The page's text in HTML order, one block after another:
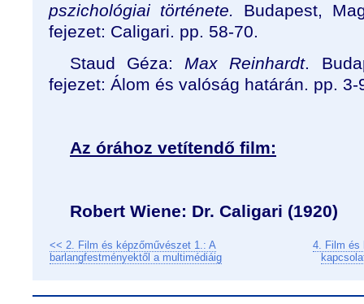
pszichológiai története. Budapest,
fejezet: Caligari. pp. 58-70.
Staud Géza: Max Reinhardt.
fejezet: Álom és valóság határán. pp. 3-
Az órához vetítendő film:
Robert Wiene: Dr. Caligari (1920)
<< 2. Film és képzőművészet 1.: A
barlangfestményektől a multimédiáig
4. Film és